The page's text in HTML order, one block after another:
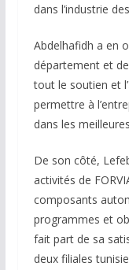
dans l’industrie
Abdelhafidh a en
département et
tout le soutien et
permettre à
dans les
De son côté,
activités de
composants
programmes et
fait part de sa
deux filiales